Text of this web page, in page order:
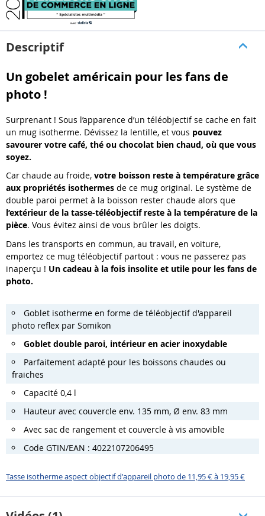
Descriptif
Un gobelet américain pour les fans de
photo !
Surprenant ! Sous l’apparence d’un téléobjectif se cache en fait
un mug isotherme. Dévissez la lentille, et vous pouvez
savourer votre café, thé ou chocolat bien chaud, où que vous
soyez.
Car chaude au froide, votre boisson reste à température grâce
aux propriétés isothermes de ce mug original. Le système de
double paroi permet à la boisson rester chaude alors que
l’extérieur de la tasse-téléobjectif reste à la température de la
pièce. Vous évitez ainsi de vous brûler les doigts.
Dans les transports en commun, au travail, en voiture,
emportez ce mug téléobjectif partout : vous ne passerez pas
inaperçu ! Un cadeau à la fois insolite et utile pour les fans de
photo.
Goblet isotherme en forme de téléobjectif d'appareil
photo reflex par Somikon
Goblet double paroi, intérieur en acier inoxydable
Parfaitement adapté pour les boissons chaudes ou
fraiches
Capacité 0,4 l
Hauteur avec couvercle env. 135 mm, Ø env. 83 mm
Avec sac de rangement et couvercle à vis amovible
Code GTIN/EAN : 4022107206495
Tasse isotherme aspect objectif d'appareil photo de 11,95 € à 19,95 €